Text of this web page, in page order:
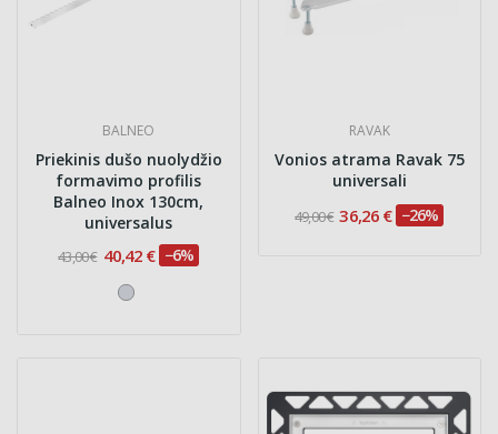
BALNEO
Priekinis dušo nuolydžio
formavimo profilis
Balneo Inox 130cm,
universalus
43,00 € 40,42 € −6%
RAVAK
Vonios atrama Ravak 75
universali
49,00 € 36,26 € −26%